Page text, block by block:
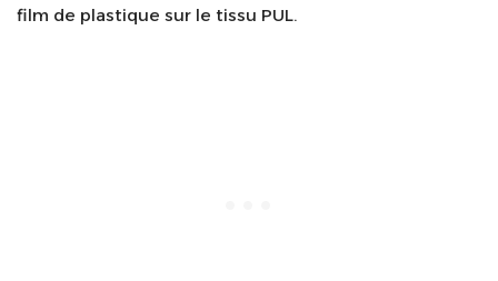
film de plastique sur le tissu PUL.